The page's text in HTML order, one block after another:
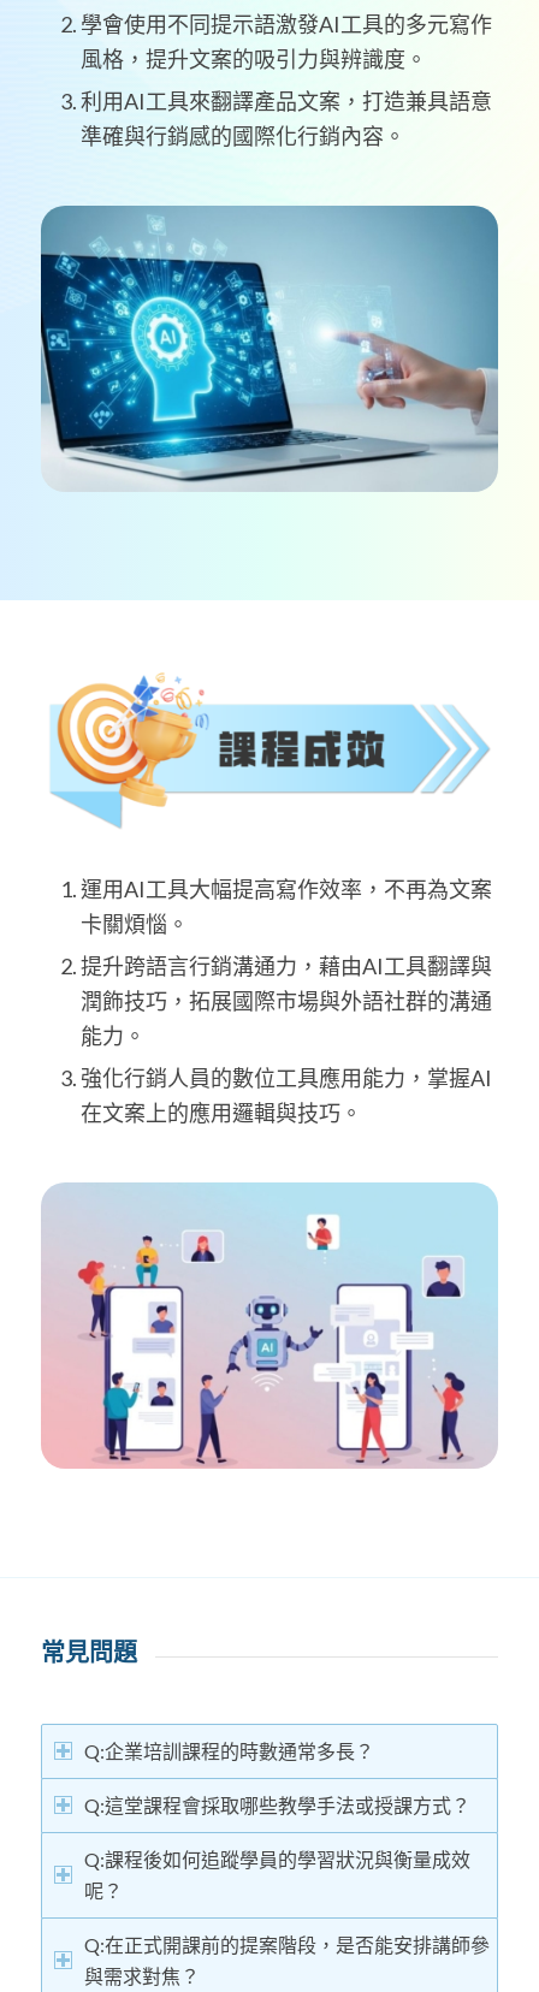
學會使用不同提示語激發AI工具的多元寫作
風格，提升文案的吸引力與辨識度。
利用AI工具來翻譯產品文案，打造兼具語意
準確與行銷感的國際化行銷內容。
運用AI工具大幅提高寫作效率，不再為文案
卡關煩惱。
提升跨語言行銷溝通力，藉由AI工具翻譯與
潤飾技巧，拓展國際市場與外語社群的溝通
能力。
強化行銷人員的數位工具應用能力，掌握AI
在文案上的應用邏輯與技巧。
常見問題
Q:企業培訓課程的時數通常多長？
Q:這堂課程會採取哪些教學手法或授課方式？
Q:課程後如何追蹤學員的學習狀況與衡量成效
呢？
Q:在正式開課前的提案階段，是否能安排講師參
與需求對焦？